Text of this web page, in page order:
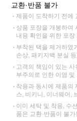
교환·반품 불가
제품이 도착하기 전에
상품 포장을 개봉하여
내용 확인을 위한 포
부착된 택을 제거하였
손상, 패키지백 분실
고객의 책임이 있는
부주의로 인한 이염
착용과 동시에 제품의
스, 비키니, 이너웨어,
이미 세탁 및 착용, 수
품은 교환·반품이 불